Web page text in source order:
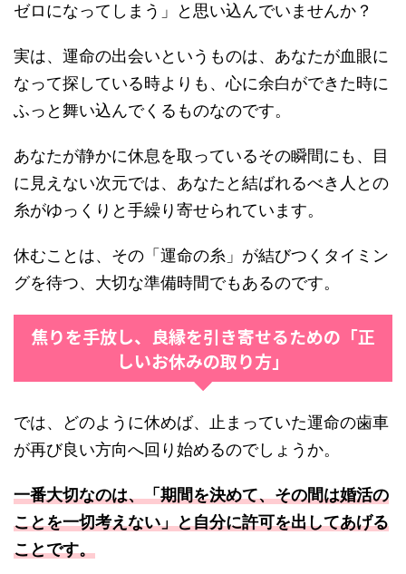
ゼロになってしまう」と思い込んでいませんか？
実は、運命の出会いというものは、あなたが血眼に
なって探している時よりも、心に余白ができた時に
ふっと舞い込んでくるものなのです。
あなたが静かに休息を取っているその瞬間にも、目
に見えない次元では、あなたと結ばれるべき人との
糸がゆっくりと手繰り寄せられています。
休むことは、その「運命の糸」が結びつくタイミン
グを待つ、大切な準備時間でもあるのです。
焦りを手放し、良縁を引き寄せるための「正
しいお休みの取り方」
では、どのように休めば、止まっていた運命の歯車
が再び良い方向へ回り始めるのでしょうか。
一番大切なのは、「期間を決めて、その間は婚活の
ことを一切考えない」と自分に許可を出してあげる
ことです。